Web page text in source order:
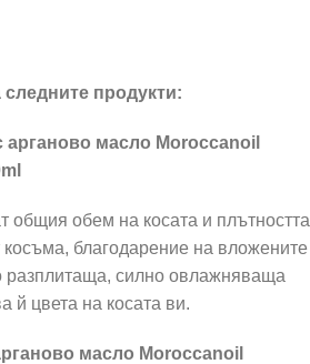
продукти:
масло Moroccanoil
общия обем на косата и плътността
благодарение на вложените
разплитаща, силно овлажняваща
й цвета на косата ви.
масло Moroccanoil